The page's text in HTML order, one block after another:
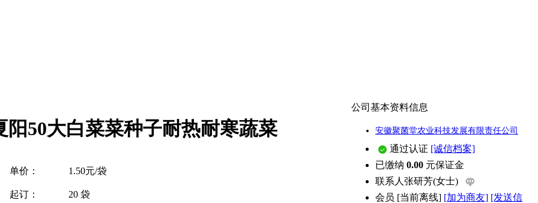
50大白菜菜种子耐热耐寒蔬菜
单价： 1.50元/袋
起订： 20 袋
公司基本资料信息
安徽聚菌堂农业科技发展有限责任公司
通过认证 [诚信档案]
已缴纳 0.00 元保证金
联系人 张研芳(女士)
会员 [当前离线] [加为商友] [发送信